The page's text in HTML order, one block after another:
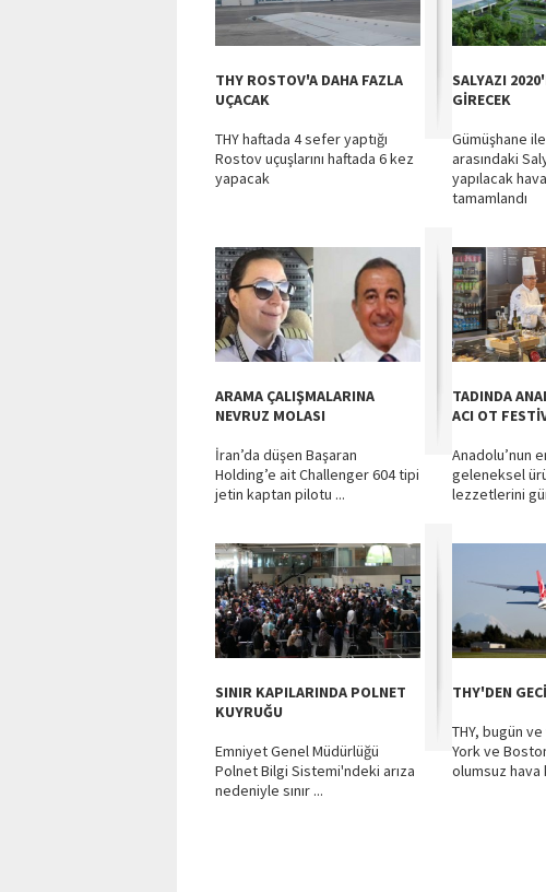
THY ROSTOV'A DAHA FAZLA
UÇACAK
THY haftada 4 sefer yaptığı
Rostov uçuşlarını haftada 6 kez
yapacak
SALYAZI
GİRECEK
Gümüşhane
arasındaki
yapılacak
tamamlandı
ARAMA ÇALIŞMALARINA
NEVRUZ MOLASI
İran’da düşen Başaran
Holding’e ait Challenger 604 tipi
jetin kaptan pilotu ...
TADINDA
ACI OT
Anadolu’nun
geleneksel
lezzetlerini
SINIR KAPILARINDA POLNET
KUYRUĞU
Emniyet Genel Müdürlüğü
Polnet Bilgi Sistemi'ndeki arıza
nedeniyle sınır ...
THY'DEN
THY, bugün
York ve
olumsuz hava